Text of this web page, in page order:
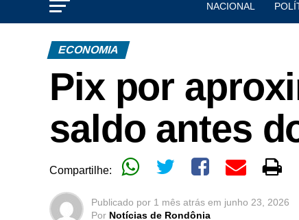
NACIONAL
ECONOMIA
Pix por
saldo antes
Compartilhe:
Publicado por 1 mês atrás em junho 23, 2026
Por Notícias de Rondônia